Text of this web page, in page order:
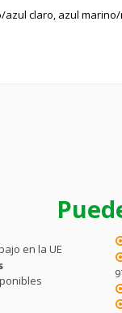
claro, azul
en la UE